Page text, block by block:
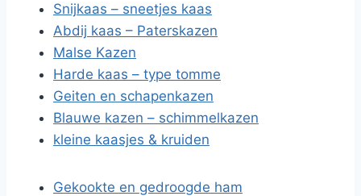
Snijkaas – sneetjes kaas
Abdij kaas – Paterskazen
Malse Kazen
Harde kaas – type tomme
Geiten en schapenkazen
Blauwe kazen – schimmelkazen
kleine kaasjes & kruiden
Gekookte en gedroogde ham